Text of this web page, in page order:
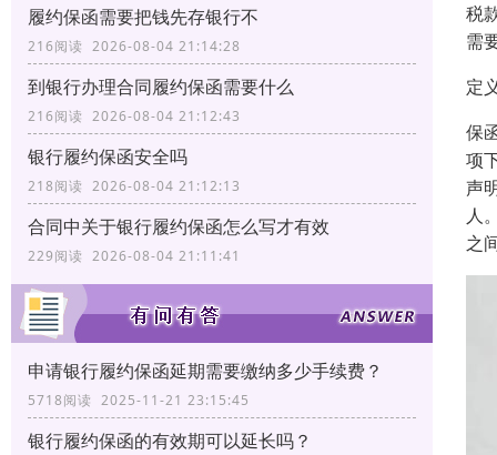
履约保函需要把钱先存银行不
216阅读 2026-08-04 21:14:28
到银行办理合同履约保函需要什么
216阅读 2026-08-04 21:12:43
银行履约保函安全吗
218阅读 2026-08-04 21:12:13
合同中关于银行履约保函怎么写才有效
229阅读 2026-08-04 21:11:41
申请银行履约保函延期需要缴纳多少手续费？
5718阅读 2025-11-21 23:15:45
银行履约保函的有效期可以延长吗？
税
需
定
保
项
声
人
之